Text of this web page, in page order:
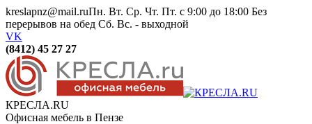
kreslapnz@mail.ruПн. Вт. Ср. Чт. Пт. с 9:00 до 18:00 Без
перерывов на обед Сб. Вс. - выходной
VK
(8412) 45 27 27
КРЕСЛА.RU
Офисная мебель в Пензе